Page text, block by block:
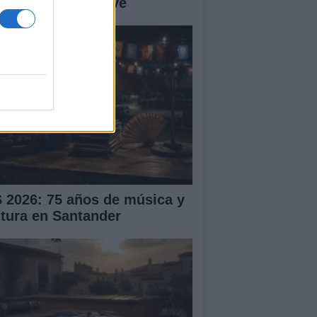
2026: 75 años de música y
en Santander